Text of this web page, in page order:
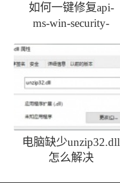
如何一键修复api-
ms-win-security-
电脑缺少unzip32.dll
怎么解决